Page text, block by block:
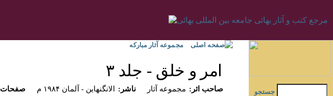
صفحه اصلی مجموعه آثار مبارکه
امر و خلق - جلد ۳
:صفحات الانگنهاين - آلمان ۱۹۸۴ م :ناشر مجموعه آثار
:صاحب اثر
جستجو